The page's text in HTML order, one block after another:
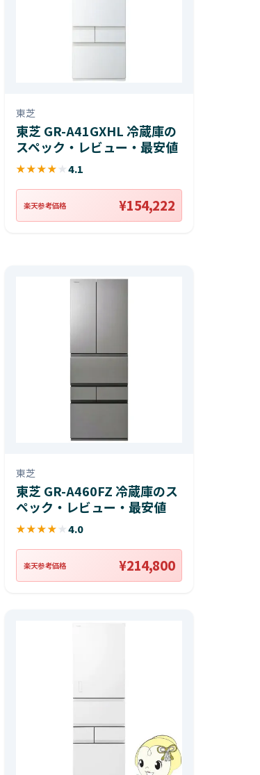
東芝
東芝 GR-A41GXHL 冷蔵庫の
スペック・レビュー・最安値
★★★★ ★4.1
楽天参考価格 ¥154,222
東芝
東芝 GR-A460FZ 冷蔵庫のス
ペック・レビュー・最安値
★★★★ ★4.0
楽天参考価格 ¥214,800